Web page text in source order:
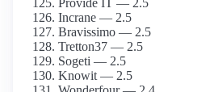
Provide IT — 2.5
Incrane — 2.5
Bravissimo — 2.5
Tretton37 — 2.5
Sogeti — 2.5
Knowit — 2.5